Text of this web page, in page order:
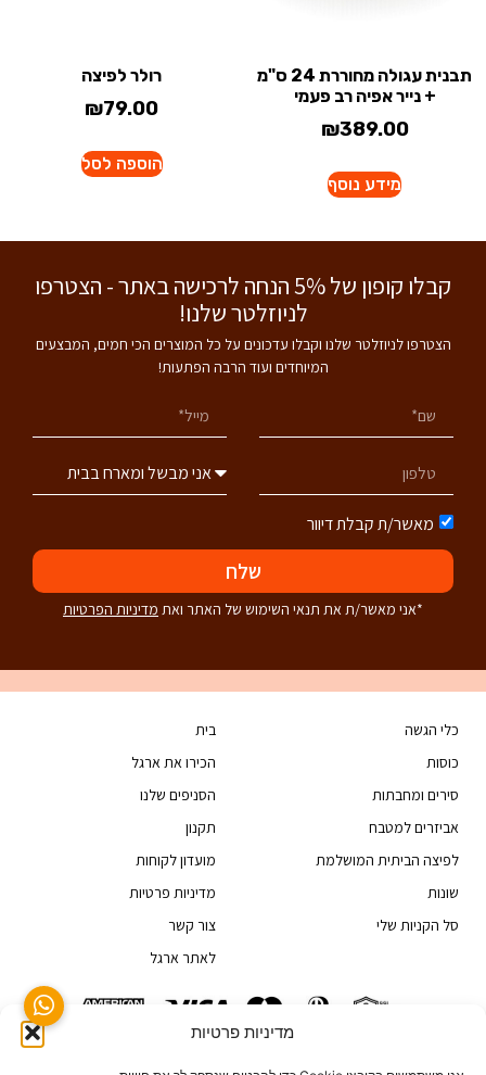
מדיניות פרטיות
תבנית עגולה מחוררת 24 ס"מ
+ נייר אפיה רב פעמי
₪389.00
מידע נוסף
רולר לפיצה
₪79.00
הוספה לסל
קבלו קופון של 5% הנחה לרכישה באתר - הצטרפו
לניוזלטר שלנו!
הצטרפו לניוזלטר שלנו וקבלו עדכונים על כל המוצרים הכי חמים, המבצעים
המיוחדים ועוד הרבה הפתעות!
מאשר/ת קבלת דיוור
שלח
*אני מאשר/ת את תנאי השימוש של האתר ואת מדיניות הפרטיות
כלי הגשה
כוסות
סירים ומחבתות
אביזרים למטבח
לפיצה הביתית המושלמת
שונות
סל הקניות שלי
בית
הכירו את ארגל
הסניפים שלנו
תקנון
מועדון לקוחות
מדיניות פרטיות
צור קשר
לאתר ארגל